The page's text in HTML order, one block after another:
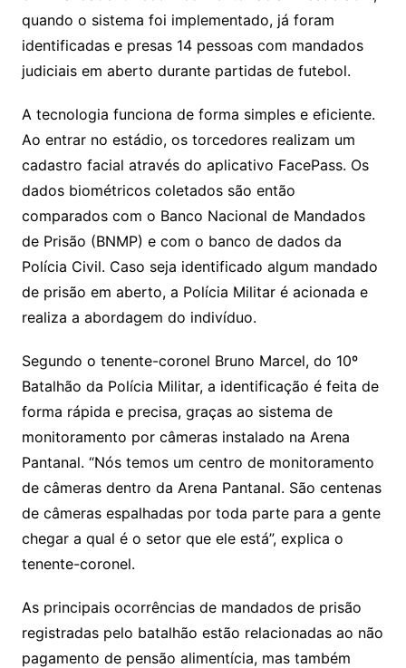
k p
a
s
sr
o
m
g
e
c
o
m
M
ai
l
s
quando o sistema foi implementado, já foram
identificadas e presas 14 pessoas com mandados
judiciais em aberto durante partidas de futebol.
A tecnologia funciona de forma simples e eficiente.
Ao entrar no estádio, os torcedores realizam um
cadastro facial através do aplicativo FacePass. Os
dados biométricos coletados são então
comparados com o Banco Nacional de Mandados
de Prisão (BNMP) e com o banco de dados da
Polícia Civil. Caso seja identificado algum mandado
de prisão em aberto, a Polícia Militar é acionada e
realiza a abordagem do indivíduo.
Segundo o tenente-coronel Bruno Marcel, do 10º
Batalhão da Polícia Militar, a identificação é feita de
forma rápida e precisa, graças ao sistema de
monitoramento por câmeras instalado na Arena
Pantanal. “Nós temos um centro de monitoramento
de câmeras dentro da Arena Pantanal. São centenas
de câmeras espalhadas por toda parte para a gente
chegar a qual é o setor que ele está”, explica o
tenente-coronel.
As principais ocorrências de mandados de prisão
registradas pelo batalhão estão relacionadas ao não
pagamento de pensão alimentícia, mas também